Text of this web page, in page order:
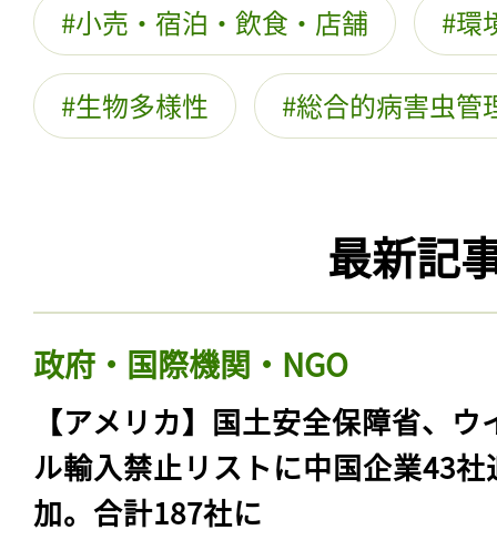
小売・宿泊・飲食・店舗 環
生物多様性 総合的病害虫管
最新記
政府・国際機関・NGO
【アメリカ】国土安全保障省、ウ
ル輸入禁止リストに中国企業43社
加。合計187社に